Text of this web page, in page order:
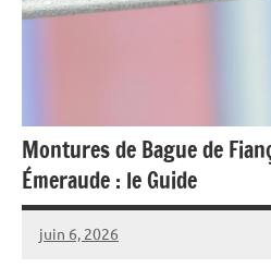
Montures de Bague de
Émeraude : le Guide
juin 6, 2026
Raoul